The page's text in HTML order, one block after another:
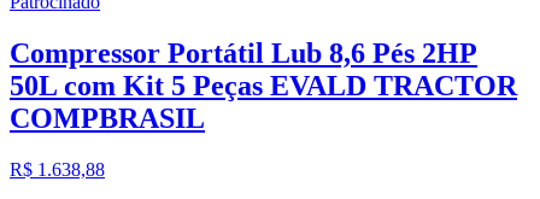
Compressor Portátil Lub 8,6 Pés 2HP
50L com Kit 5 Peças EVALD TRACTOR
COMPBRASIL
R$ 1.638,88